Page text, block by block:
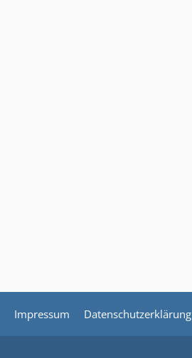
Impressum Datenschutzerklärung